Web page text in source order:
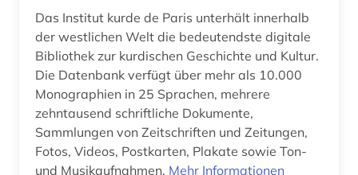
Das Institut kurde de Paris unterhält innerhalb
der westlichen Welt die bedeutendste digitale
Bibliothek zur kurdischen Geschichte und Kultur.
Die Datenbank verfügt über mehr als 10.000
Monographien in 25 Sprachen, mehrere
zehntausend schriftliche Dokumente,
Sammlungen von Zeitschriften und Zeitungen,
Fotos, Videos, Postkarten, Plakate sowie Ton-
und Musikaufnahmen. Mehr Informationen